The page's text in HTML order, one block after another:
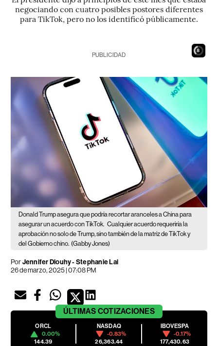
negociando con cuatro posibles postores diferentes
para TikTok, pero no los identificó públicamente.
7
PUBLICIDAD
Donald Trump asegura que podría recortar aranceles a China para
asegurar un acuerdo con TikTok. Cualquier acuerdo requeriría la
aprobación no solo de Trump, sino también de la matriz de TikTok y
del Gobierno chino. (Gabby Jones)
PorJennifer Dlouhy - Stephanie Lai
26 de marzo, 2025 | 07:08 PM
ÚLTIMAS COTIZACIONES
ORCL
0.00%
144.39
NASDAQ
-0.83%
26,363.44
IBOVESPA
-0.17%
177,430.63